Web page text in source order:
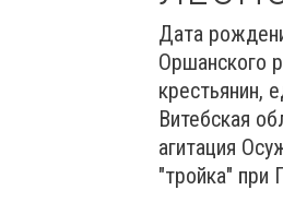
Дата
Оршанского
крестьянин,
Витебская
агитация
"тройка"